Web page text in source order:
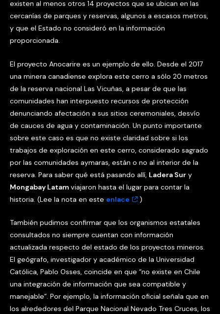
existen al menos otros 14 proyectos que se ubican en las
cercanías de parques y reservas, algunos a escasos metros,
y que el Estado no consideró en la información
proporcionada.
El proyecto Anocarire es un ejemplo de ello. Desde el 2017
una minera canadiense explora este cerro a sólo 20 metros
de la reserva nacional Las Vicuñas, a pesar de que las
comunidades han interpuesto recursos de protección
denunciando afectación a sus sitios ceremoniales, desvío
de cauces de agua y contaminación. Un punto importante
sobre este caso es que no existe claridad sobre si los
trabajos de exploración en este cerro, considerado sagrado
por las comunidades aymaras, están o no al interior de la
reserva. Para saber qué está pasando allí, Ladera Sur y
Mongabay Latam viajaron hasta el lugar para contar la
historia. (Lee la nota en este enlace )
También pudimos confirmar que los organismos estatales
consultados no siempre cuentan con información
actualizada respecto del estado de los proyectos mineros.
El geógrafo, investigador y académico de la Universidad
Católica, Pablo Osses, coincide en que “no existe en Chile
una integración de información que sea compatible y
manejable”. Por ejemplo, la información oficial señala que en
los alrededores del Parque Nacional Nevado Tres Cruces, los